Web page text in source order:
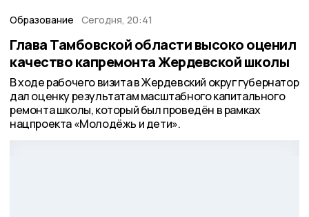
Образование Сегодня, 20:41
Глава Тамбовской области высоко оценил
качество капремонта Жердевской школы
В ходе рабочего визита в Жердевский округ губернатор
дал оценку результатам масштабного капитального
ремонта школы, который был проведён в рамках
нацпроекта «Молодёжь и дети».